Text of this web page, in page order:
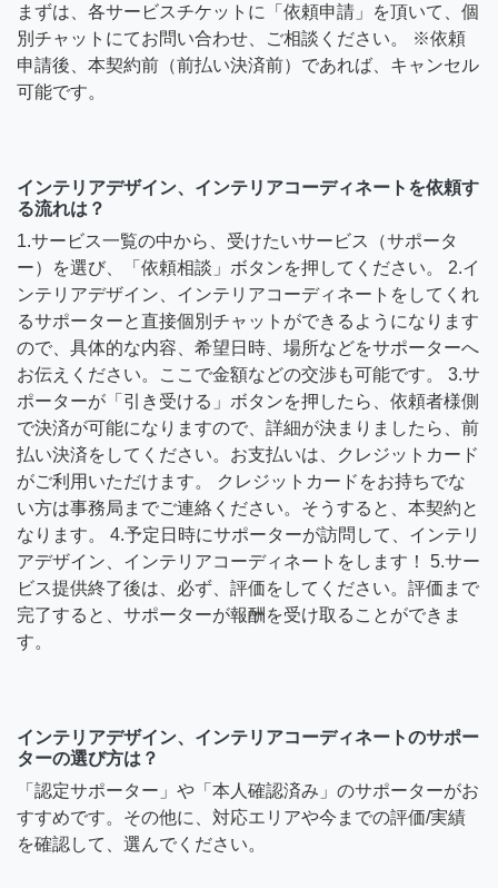
まずは、各サービスチケットに「依頼申請」を頂いて、個
別チャットにてお問い合わせ、ご相談ください。 ※依頼
申請後、本契約前（前払い決済前）であれば、キャンセル
可能です。
インテリアデザイン、インテリアコーディネートを依頼す
る流れは？
1.サービス一覧の中から、受けたいサービス（サポータ
ー）を選び、「依頼相談」ボタンを押してください。 2.イ
ンテリアデザイン、インテリアコーディネートをしてくれ
るサポーターと直接個別チャットができるようになります
ので、具体的な内容、希望日時、場所などをサポーターへ
お伝えください。ここで金額などの交渉も可能です。 3.サ
ポーターが「引き受ける」ボタンを押したら、依頼者様側
で決済が可能になりますので、詳細が決まりましたら、前
払い決済をしてください。お支払いは、クレジットカード
がご利用いただけます。 クレジットカードをお持ちでな
い方は事務局までご連絡ください。そうすると、本契約と
なります。 4.予定日時にサポーターが訪問して、インテリ
アデザイン、インテリアコーディネートをします！ 5.サー
ビス提供終了後は、必ず、評価をしてください。評価まで
完了すると、サポーターが報酬を受け取ることができま
す。
インテリアデザイン、インテリアコーディネートのサポー
ターの選び方は？
「認定サポーター」や「本人確認済み」のサポーターがお
すすめです。その他に、対応エリアや今までの評価/実績
を確認して、選んでください。